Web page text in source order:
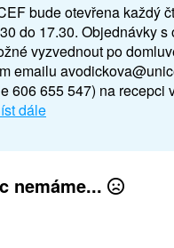
bude otevřena každý
do 17.30. Objednávky s
vyzvednout po
emailu
606 655 547) na recepci
dále
nemáme...